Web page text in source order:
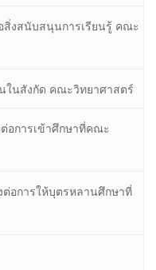
สิ่งสนับสนุนการเรียนรู้ คณะ
ในสังกัด คณะวิทยาศาสตร์
อการเข้าศึกษาที่คณะ
อการให้บุตรหลานศึกษาที่